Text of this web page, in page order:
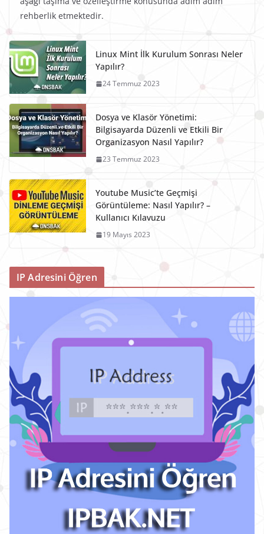
rehberlik etmektedir.
Linux Mint İlk Kurulum Sonrası Neler
Yapılır?
24 Temmuz 2023
Dosya ve Klasör Yönetimi:
Bilgisayarda Düzenli ve Etkili Bir
Organizasyon Nasıl Yapılır?
23 Temmuz 2023
Youtube Music’te Geçmişi
Görüntüleme: Nasıl Yapılır? –
Kullanıcı Kılavuzu
19 Mayıs 2023
IP Adresini Öğren